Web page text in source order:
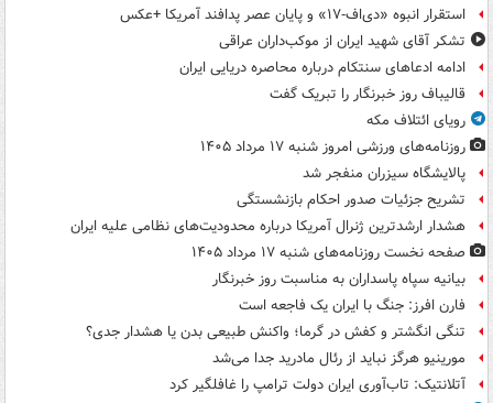
استقرار انبوه «دی‌اف‑۱۷» و پایان عصر پدافند آمریکا +عکس
تشکر آقای شهید ایران از موکب‌داران عراقی
ادامه ادعاهای سنتکام درباره محاصره دریایی ایران
قالیباف روز خبرنگار را تبریک گفت
رویای ائتلاف مکه
روزنامه‌های ورزشی امروز ‌شنبه ۱۷ مرداد ۱۴۰۵
پالایشگاه سیزران منفجر شد
تشریح جزئیات صدور احکام بازنشستگی
هشدار ارشدترین ژنرال آمریکا درباره محدودیت‌های نظامی علیه ایران
صفحه نخست روزنامه‌های شنبه ۱۷ مرداد ۱۴۰۵
بیانیه سپاه پاسداران به مناسبت روز خبرنگار
فارن افرز: جنگ با ایران یک فاجعه است
تنگی انگشتر و کفش در گرما؛ واکنش طبیعی بدن یا هشدار جدی؟
مورینیو هرگز نباید از رئال مادرید جدا می‌شد
آتلانتیک: تاب‌آوری ایران دولت ترامپ را غافلگیر کرد